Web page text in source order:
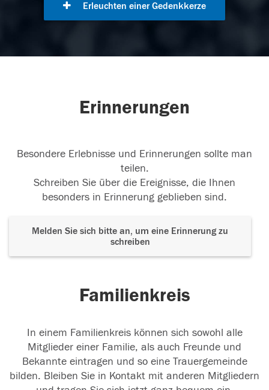
Erleuchten einer Gedenkkerze
Erinnerungen
Besondere Erlebnisse und Erinnerungen sollte man
teilen.
Schreiben Sie über die Ereignisse, die Ihnen
besonders in Erinnerung geblieben sind.
Melden Sie sich bitte an, um eine Erinnerung zu
schreiben
Familienkreis
In einem Familienkreis können sich sowohl alle
Mitglieder einer Familie, als auch Freunde und
Bekannte eintragen und so eine Trauergemeinde
bilden. Bleiben Sie in Kontakt mit anderen Mitgliedern